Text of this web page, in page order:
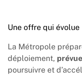
Une offre qui évolue
La Métropole
déploiement,
poursuivre et